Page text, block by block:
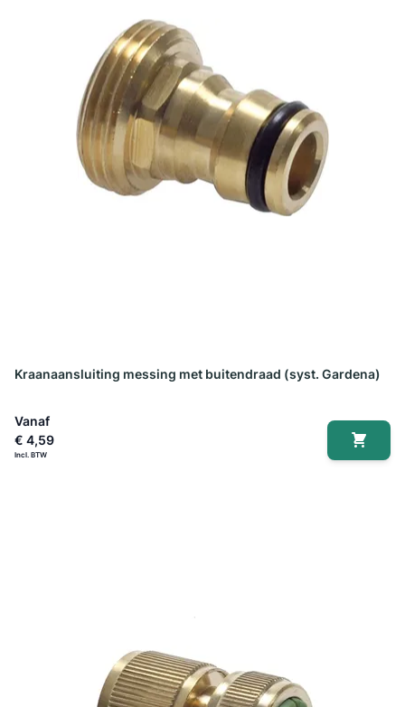
Kraanaansluiting messing met buitendraad (syst. Gardena)
Vanaf
€ 4,59